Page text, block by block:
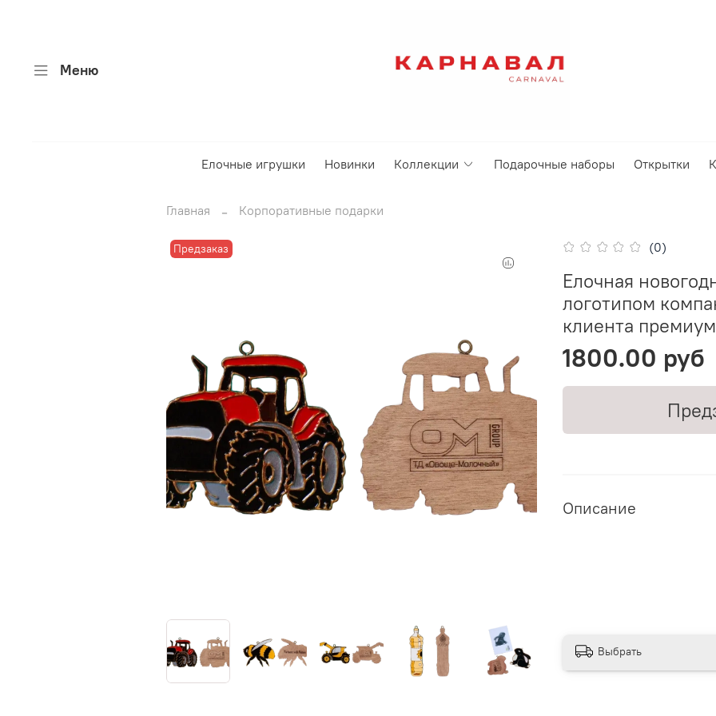
Меню
Елочные игрушки Новинки Коллекции Подарочные наборы Открытки
Главная Корпоративные подарки
Предзаказ (0)
Елочная
логотипом
клиента премиум
1800.00 руб
Описание
Выбрать